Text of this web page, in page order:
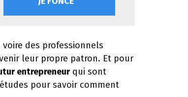
des professionnels
leur propre patron. Et pour
entrepreneurqui sont
pour savoir comment